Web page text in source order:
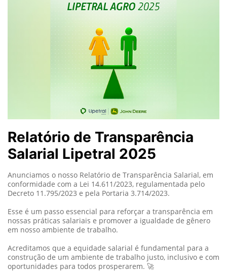
Relatório de Transparência
Salarial Lipetral 2025
Anunciamos o nosso Relatório de Transparência Salarial, em
conformidade com a Lei 14.611/2023, regulamentada pelo
Decreto 11.795/2023 e pela Portaria 3.714/2023.
Esse é um passo essencial para reforçar a transparência em
nossas práticas salariais e promover a igualdade de gênero
em nosso ambiente de trabalho.
Acreditamos que a equidade salarial é fundamental para a
construção de um ambiente de trabalho justo, inclusivo e com
oportunidades para todos prosperarem. 🚀